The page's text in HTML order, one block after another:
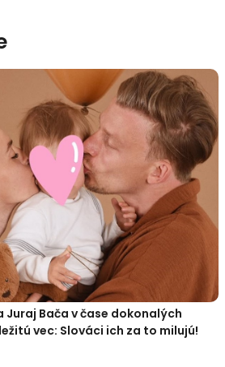
Juraj Bača v čase dokonalých
vec: Slováci ich za to milujú!